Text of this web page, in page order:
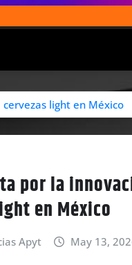
light en México
por la
en México
Apyt May 13,